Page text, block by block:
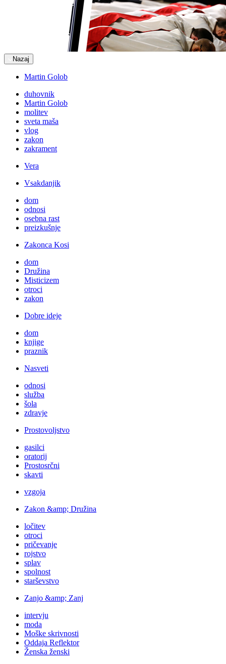
Nazaj
Martin Golob
duhovnik
Martin Golob
molitev
sveta maša
vlog
zakon
zakrament
Vera
Vsakdanjik
dom
odnosi
osebna rast
preizkušnje
Zakonca Kosi
dom
Družina
Misticizem
otroci
zakon
Dobre ideje
dom
knjige
praznik
Nasveti
odnosi
služba
šola
zdravje
Prostovoljstvo
gasilci
oratorij
Prostosrčni
skavti
vzgoja
Zakon &amp; Družina
ločitev
otroci
pričevanje
rojstvo
splav
spolnost
starševstvo
Zanjo &amp; Zanj
intervju
moda
Moške skrivnosti
Oddaja Reflektor
Ženska ženski